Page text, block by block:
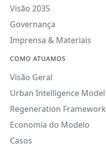
Visão 2035
Governança
Imprensa & Materiais
COMO ATUAMOS
Visão Geral
Urban Intelligence Model
Regeneration Framework
Economia do Modelo
Casos